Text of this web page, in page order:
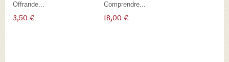
Offrande...
3,50 €
Comprendre...
18,00 €